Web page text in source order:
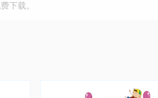
下载。